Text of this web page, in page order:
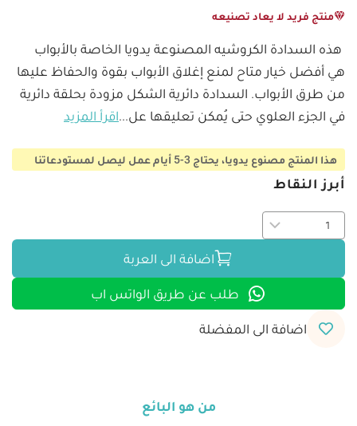
منتج فريد لا يعاد تصنيعه
هذه السدادة الكروشيه المصنوعة يدويا الخاصة بالأبواب
هي أفضل خيار متاح لمنع إغلاق الأبواب بقوة والحفاظ عليها
من طرق الأبواب. السدادة دائرية الشكل مزودة بحلقة دائرية
في الجزء العلوي حتى يُمكن تعليقها عل...اقرأ المزيد
هذا المنتج مصنوع يدويا، يحتاج 3-5 أيام عمل ليصل لمستودعاتنا
أبرز النقاط
اضافة الى العربة
طلب عن طريق الواتس اب
اضافة الى المفضلة
من هو البائع